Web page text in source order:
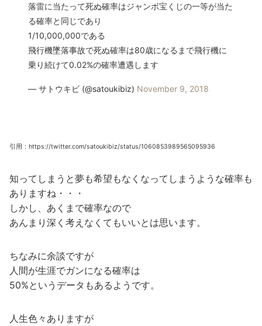
落雷に当たって死ぬ確率はジャンボ宝くじの一等が当た
る確率と同じであり
1/10,000,000である
飛行機墜落事故で死ぬ確率は80歳になるまで飛行機に
乗り続けて0.02%の確率遭遇します
— サトウキビ (@satoukibiz) November 9, 2018
引用：https://twitter.com/satoukibiz/status/1060853989565095936
知ってしまうと夢も希望もなくなってしまうような確率も
ありますね・・・
しかし、あくまで確率なので
あんまり深く考えなくてもいいとは思います。
ちなみに余談ですが
人間が生涯でガンになる確率は
50%というデータもあるようです。
人生色々ありますが